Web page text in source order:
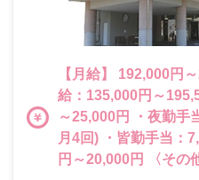
【月給】 192,000円～277,000
給：135,000円～195,500円 ・職種手当
～25,000円 ・夜勤手
月4回) ・皆勤手当：
円～